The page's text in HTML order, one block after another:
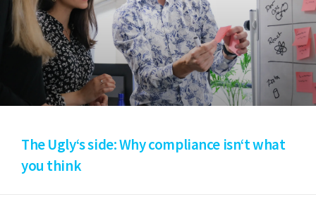
The Ugly‘s side: Why compliance isn‘t what
you think